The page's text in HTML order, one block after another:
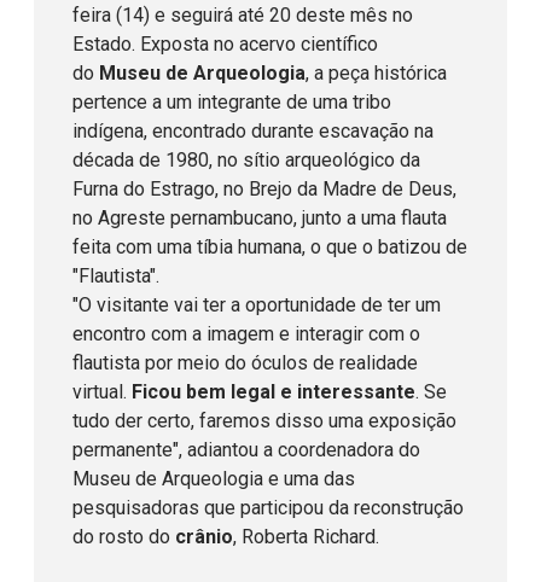
feira (14) e seguirá até 20 deste mês no
Estado. Exposta no acervo científico
do Museu de Arqueologia, a peça histórica
pertence a um integrante de uma tribo
indígena, encontrado durante escavação na
década de 1980, no sítio arqueológico da
Furna do Estrago, no Brejo da Madre de Deus,
no Agreste pernambucano, junto a uma flauta
feita com uma tíbia humana, o que o batizou de
"Flautista".
"O visitante vai ter a oportunidade de ter um
encontro com a imagem e interagir com o
flautista por meio do óculos de realidade
virtual. Ficou bem legal e interessante. Se
tudo der certo, faremos disso uma exposição
permanente", adiantou a coordenadora do
Museu de Arqueologia e uma das
pesquisadoras que participou da reconstrução
do rosto do crânio, Roberta Richard.